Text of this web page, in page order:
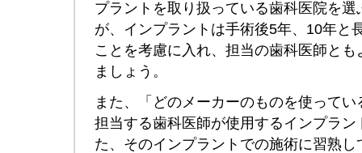
プラントを取り扱っている歯科医院を
が、インプラントは手術後5年、10年と
ことを考慮に入れ、担当の歯科医師と
ましょう。
また、「どのメーカーのものを使って
担当する歯科医師が使用するインプラ
た、そのインプラントでの施術に習熟